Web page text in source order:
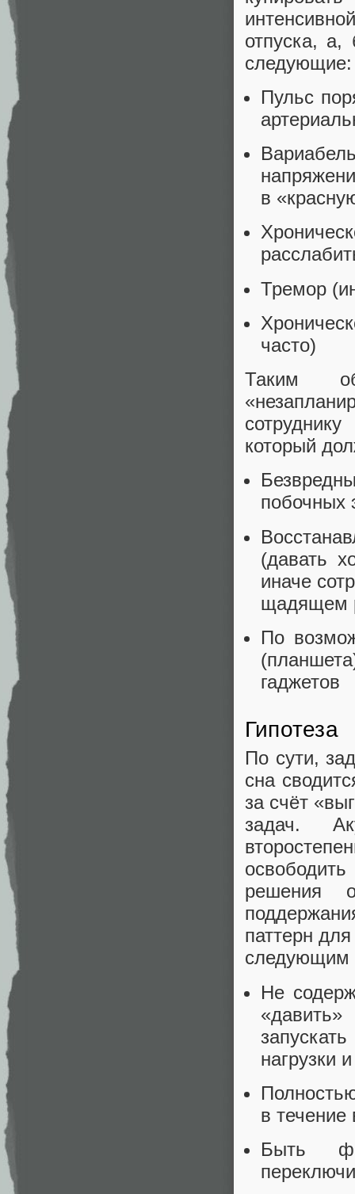
отпуска,
следующие:
Пульс
в
Тремор
часто)
Таким
который
побочных
(давать
иначе
щадящем
По
гаджетов
Гипотеза
По сути,
сна
за счёт
задач.
решения
паттерн
следующим
Не
нагрузки
в течение
Быть